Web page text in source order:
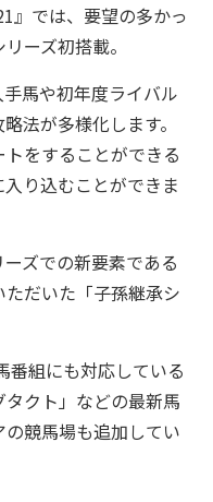
』では、要望の多かっ
ーズ初搭載。
馬や初年度ライバル
法が多様化します。
をすることができる
り込むことができま
ズでの新要素である
ただいた「子孫継承シ
組にも対応している
クト」などの最新馬
競馬場も追加してい